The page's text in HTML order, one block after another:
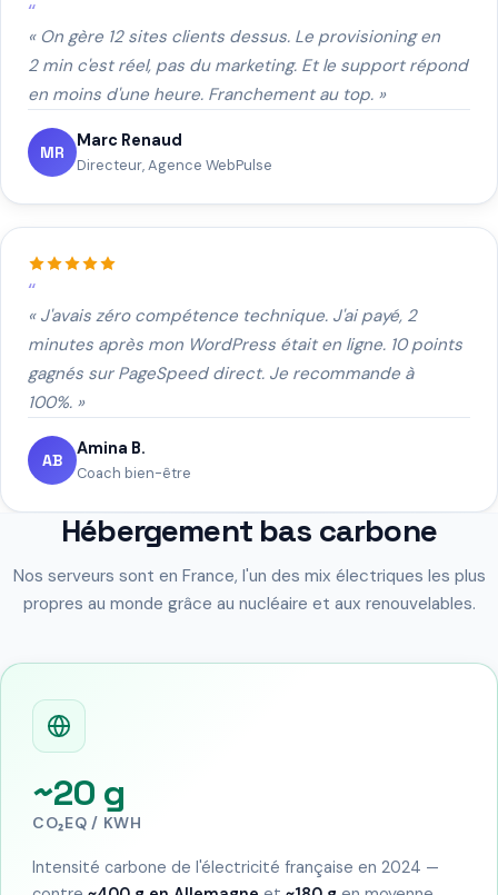
« On gère 12 sites clients dessus. Le provisioning en
2 min c'est réel, pas du marketing. Et le support répond
en moins d'une heure. Franchement au top. »
MR
Marc Renaud
Directeur, Agence WebPulse
« J'avais zéro compétence technique. J'ai payé, 2
minutes après mon WordPress était en ligne. 10 points
gagnés sur PageSpeed direct. Je recommande à
100%. »
AB
Amina B.
Coach bien-être
Hébergement bas carbone
Nos serveurs sont en France, l'un des mix électriques les plus
propres au monde grâce au nucléaire et aux renouvelables.
~20 g
CO₂EQ / KWH
Intensité carbone de l'électricité française en 2024 —